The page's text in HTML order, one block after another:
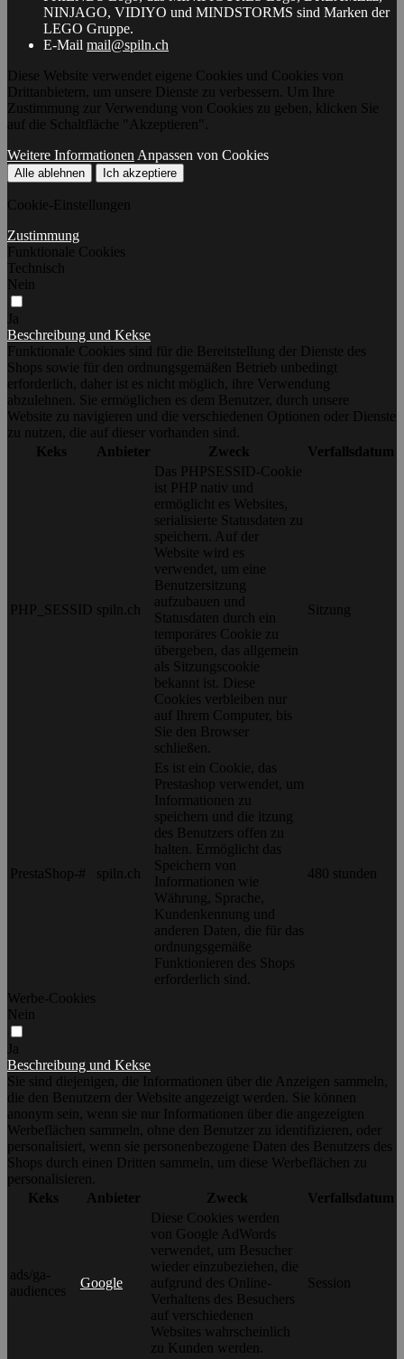
NINJAGO, VIDIYO und MINDSTORMS sind Marken der
LEGO Gruppe.
E-Mail mail@spiln.ch
Diese Website verwendet eigene Cookies und Cookies von
Drittanbietern, um unsere Dienste zu verbessern. Um Ihre
Zustimmung zur Verwendung von Cookies zu geben, klicken Sie
auf die Schaltfläche "Akzeptieren".
Weitere Informationen Anpassen von Cookies
Alle ablehnen Ich akzeptiere
Cookie-Einstellungen
Zustimmung
Funktionale Cookies
Technisch
Nein
Ja
Beschreibung und Kekse
Funktionale Cookies sind für die Bereitstellung der Dienste des
Shops sowie für den ordnungsgemäßen Betrieb unbedingt
erforderlich, daher ist es nicht möglich, ihre Verwendung
abzulehnen. Sie ermöglichen es dem Benutzer, durch unsere
Website zu navigieren und die verschiedenen Optionen oder Dienste
zu nutzen, die auf dieser vorhanden sind.
Keks
Anbieter Zweck Verfallsdatum
PHP_SESSID spiln.ch
Das PHPSESSID-Cookie
ist PHP nativ und
ermöglicht es Websites,
serialisierte Statusdaten zu
speichern. Auf der
Website wird es
verwendet, um eine
Benutzersitzung
aufzubauen und
Statusdaten durch ein
temporäres Cookie zu
übergeben, das allgemein
als Sitzungscookie
bekannt ist. Diese
Cookies verbleiben nur
auf Ihrem Computer, bis
Sie den Browser
schließen.
Sitzung
PrestaShop-# spiln.ch
Es ist ein Cookie, das
Prestashop verwendet, um
Informationen zu
speichern und die itzung
des Benutzers offen zu
halten. Ermöglicht das
Speichern von
Informationen wie
Währung, Sprache,
Kundenkennung und
anderen Daten, die für das
ordnungsgemäße
Funktionieren des Shops
erforderlich sind.
480 stunden
Werbe-Cookies
Nein
Ja
Beschreibung und Kekse
Sie sind diejenigen, die Informationen über die Anzeigen sammeln,
die den Benutzern der Website angezeigt werden. Sie können
anonym sein, wenn sie nur Informationen über die angezeigten
Werbeflächen sammeln, ohne den Benutzer zu identifizieren, oder
personalisiert, wenn sie personenbezogene Daten des Benutzers des
Shops durch einen Dritten sammeln, um diese Werbeflächen zu
personalisieren.
Keks
Anbieter Zweck Verfallsdatum
ads/ga-
audiences
Google
Diese Cookies werden
von Google AdWords
verwendet, um Besucher
wieder einzubeziehen, die
aufgrund des Online-
Verhaltens des Besuchers
auf verschiedenen
Websites wahrscheinlich
zu Kunden werden.
Session